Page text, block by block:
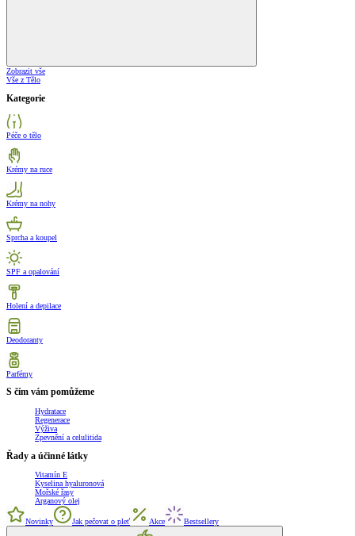
Zobrazit vše
Vše z Tělo
Kategorie
Péče o tělo
Krémy na ruce
Krémy na nohy
Sprcha a koupel
SPF a opalování
Holení a depilace
Deodoranty
Parfémy
S čím vám pomůžeme
Hydratace
Regenerace
Výživa
Zpevnění a celulitida
Řady a účinné látky
Vitamín E
Kyselina hyaluronová
Mořské řasy
Arganový olej
Novinky Jak pečovat o pleť Akce Bestsellery